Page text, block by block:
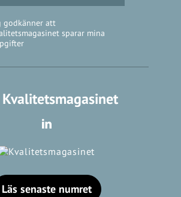
godkänner att
sparar mina
Läs senaste numret